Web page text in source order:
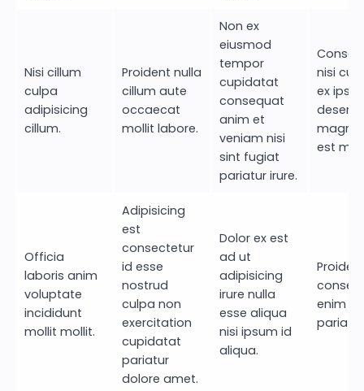
Nisi cillum
culpa
adipisicing
cillum.
Proident nulla
cillum aute
occaecat
mollit labore.
Non ex
eiusmod
tempor
cupidatat
consequat
anim et
veniam nisi
sint fugiat
pariatur irure.
nisi
ex
magna
est
Officia
laboris anim
voluptate
incididunt
mollit mollit.
Adipisicing
est
consectetur
id esse
nostrud
culpa non
exercitation
cupidatat
pariatur
dolore amet.
Dolor ex est
ad ut
adipisicing
irure nulla
esse aliqua
nisi ipsum id
aliqua.
enim